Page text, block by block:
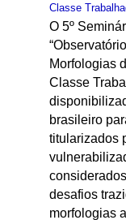
Classe
O 5º
Morfologias
Classe
brasileiro
titularizados
desafios
morfologias